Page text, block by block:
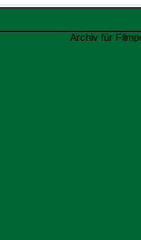
Archiv für